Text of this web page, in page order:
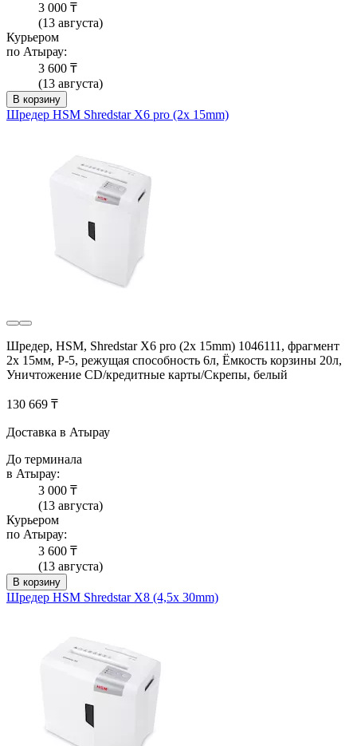
3 000 ₸
(13 августа)
Курьером
по Атырау:
3 600 ₸
(13 августа)
В корзину
Шредер HSM Shredstar X6 pro (2x 15mm)
Шредер, HSM, Shredstar X6 pro (2x 15mm) 1046111, фрагмент
2x 15мм, P-5, режущая способность 6л, Ёмкость корзины 20л,
Уничтожение CD/кредитные карты/Скрепы, белый
130 669 ₸
Доставка в Атырау
До терминала
в Атырау:
3 000 ₸
(13 августа)
Курьером
по Атырау:
3 600 ₸
(13 августа)
В корзину
Шредер HSM Shredstar X8 (4,5x 30mm)